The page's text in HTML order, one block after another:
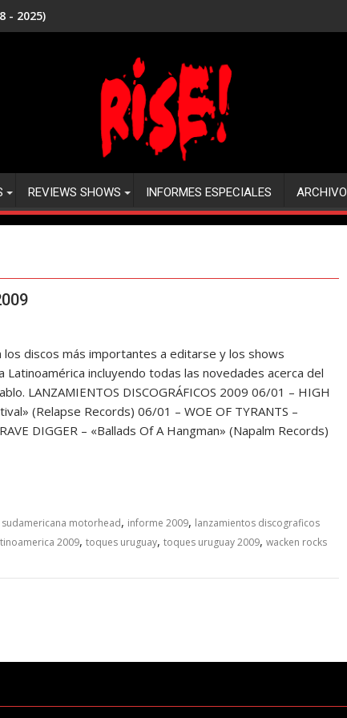
- 2025)
REVIEWS SHOWS INFORMES ESPECIALES ARCHIVO
los discos más importantes a editarse y los shows
incluyendo todas las novedades acerca del
LANZAMIENTOS DISCOGRÁFICOS 2009 06/01 – HIGH
(Relapse Records) 06/01 – WOE OF TYRANTS –
DIGGER – «Ballads Of A Hangman» (Napalm Records)
sudamericana motorhead, informe 2009, lanzamientos discograficos
2009, toques uruguay, toques uruguay 2009, wacken rocks